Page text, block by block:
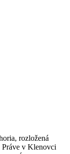
rozložená
v Klenovci